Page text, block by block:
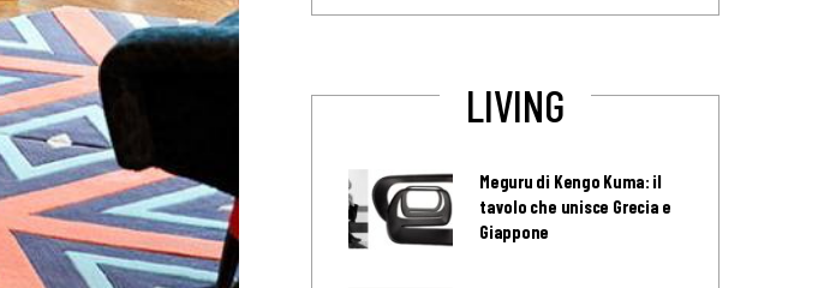
LIVING
Meguru di Kengo Kuma: il
tavolo che unisce Grecia e
Giappone